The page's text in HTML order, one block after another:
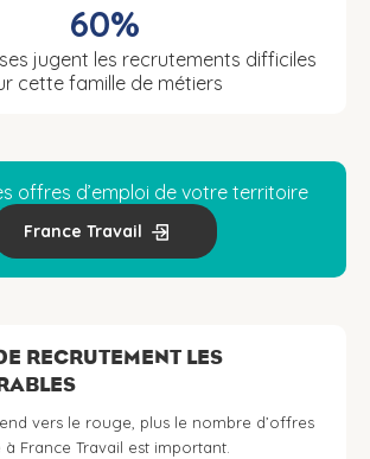
60%
jugent les recrutements difficiles
cette famille de métiers
offres d’emploi de votre territoire
France Travail
RECRUTEMENT LES
vers le rouge, plus le nombre d’offres
à France Travail est important.